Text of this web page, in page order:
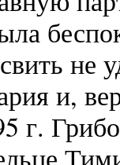
не
и,
г.